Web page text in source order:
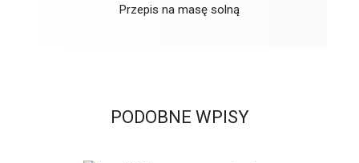
Przepis na masę solną
PODOBNE WPISY